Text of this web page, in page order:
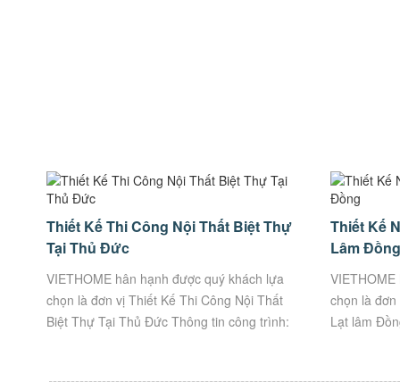
Thiết Kế Thi Công Nội Thất Biệt Thự
Tại Thủ Đức
VIETHOME hân hạnh được quý khách lựa
chọn là đơn vị Thiết Kế Thi Công Nội Thất
Biệt Thự Tại Thủ Đức Thông tin công trình:
Thiết Kế
Lâm Đồng
chọn là
Lạt lâm